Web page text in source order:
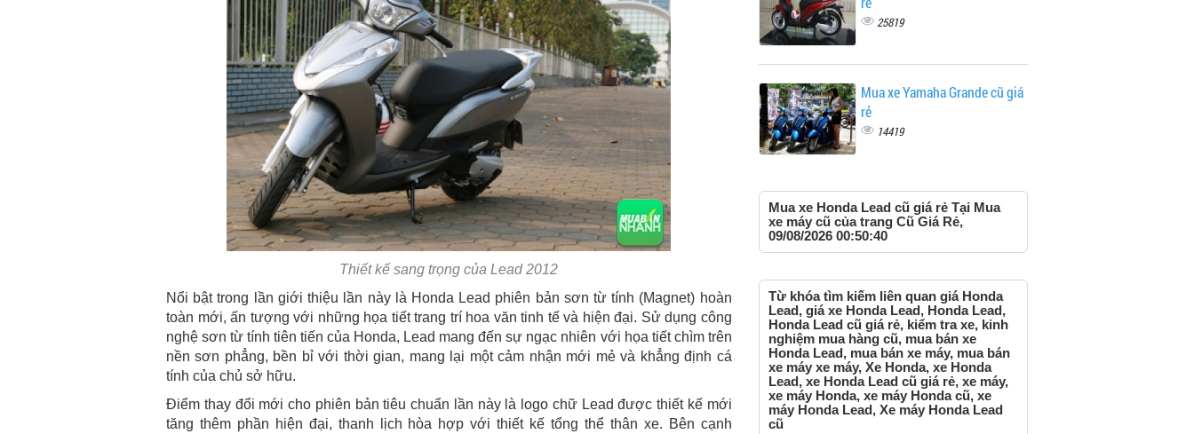
Thiết kế sang trọng của Lead 2012
Nổi bật trong lần giới thiệu lần này là Honda Lead phiên bản sơn từ tính (Magnet) hoàn
toàn mới, ấn tượng với những họa tiết trang trí hoa văn tinh tế và hiện đại. Sử dụng công
nghệ sơn từ tính tiên tiến của Honda, Lead mang đến sự ngạc nhiên với họa tiết chìm trên
nền sơn phẳng, bền bỉ với thời gian, mang lại một cảm nhận mới mẻ và khẳng định cá
tính của chủ sở hữu.
Điểm thay đổi mới cho phiên bản tiêu chuẩn lần này là logo chữ Lead được thiết kế mới
tăng thêm phần hiện đại, thanh lịch hòa hợp với thiết kế tổng thể thân xe. Bên cạnh
25819
Mua xe Yamaha Grande cũ giá
rẻ
14419
Mua xe Honda Lead cũ giá rẻ Tại Mua
xe máy cũ của trang Cũ Giá Rẻ,
09/08/2026 00:50:40
Từ khóa tìm kiếm liên quan giá Honda
Lead, giá xe Honda Lead, Honda Lead,
Honda Lead cũ giá rẻ, kiểm tra xe, kinh
nghiệm mua hàng cũ, mua bán xe
Honda Lead, mua bán xe máy, mua bán
xe máy xe máy, Xe Honda, xe Honda
Lead, xe Honda Lead cũ giá rẻ, xe máy,
xe máy Honda, xe máy Honda cũ, xe
máy Honda Lead, Xe máy Honda Lead
cũ